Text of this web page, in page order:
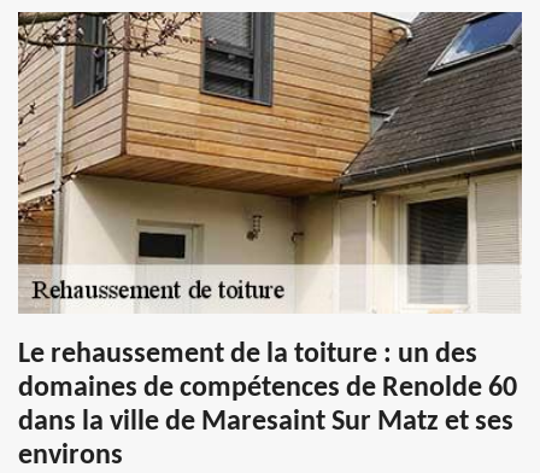
Le rehaussement de la toiture : un des
domaines de compétences de Renolde 60
dans la ville de Maresaint Sur Matz et ses
environs